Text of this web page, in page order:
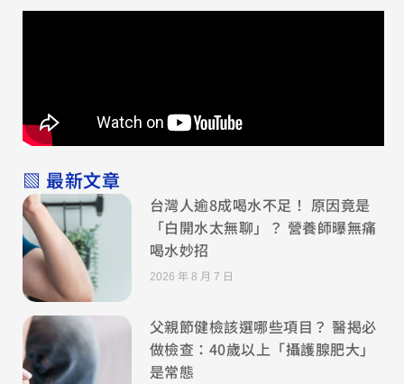
▧ 最新文章
台灣人逾8成喝水不足！ 原因竟是
「白開水太無聊」？ 營養師曝無痛
喝水妙招
2026 年 8 月 7 日
父親節健檢該選哪些項目？ 醫揭必
做檢查：40歲以上「攝護腺肥大」
是常態